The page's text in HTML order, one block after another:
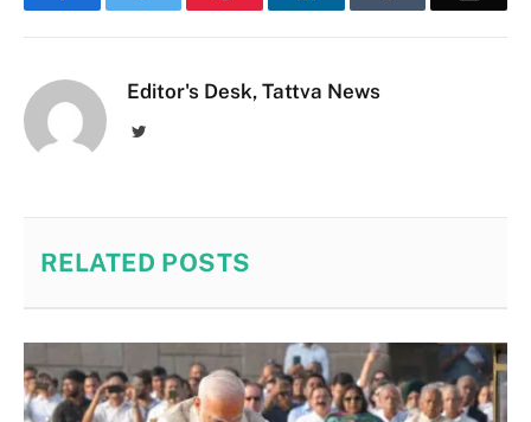
Editor's Desk, Tattva News
Twitter
RELATED POSTS